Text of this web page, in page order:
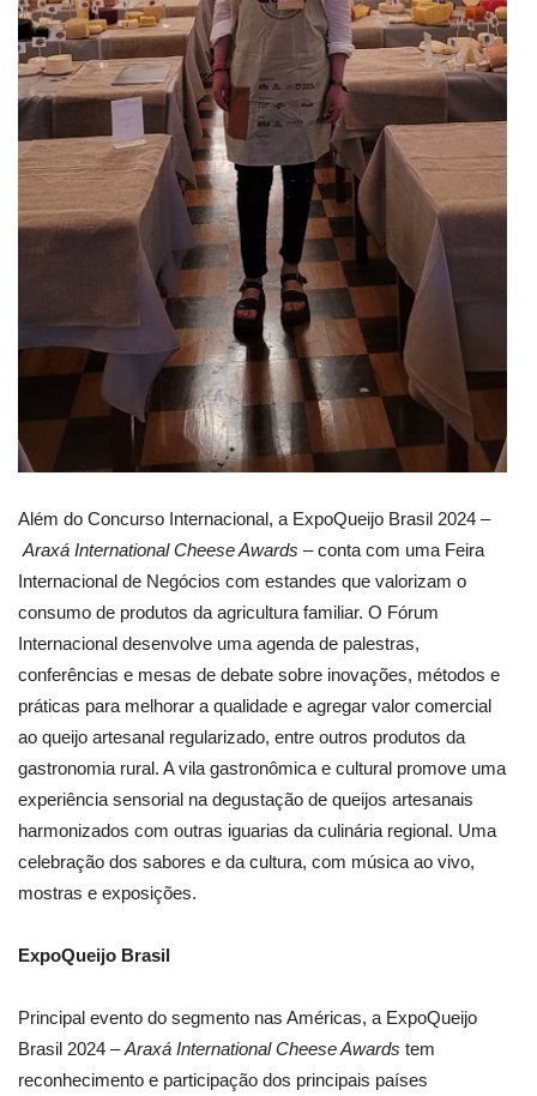
Além do Concurso Internacional, a ExpoQueijo Brasil 2024 –
Araxá International Cheese Awards – conta com uma Feira
Internacional de Negócios com estandes que valorizam o
consumo de produtos da agricultura familiar. O Fórum
Internacional desenvolve uma agenda de palestras,
conferências e mesas de debate sobre inovações, métodos e
práticas para melhorar a qualidade e agregar valor comercial
ao queijo artesanal regularizado, entre outros produtos da
gastronomia rural. A vila gastronômica e cultural promove uma
experiência sensorial na degustação de queijos artesanais
harmonizados com outras iguarias da culinária regional. Uma
celebração dos sabores e da cultura, com música ao vivo,
mostras e exposições.
ExpoQueijo Brasil
Principal evento do segmento nas Américas, a ExpoQueijo
Brasil 2024 –Araxá International Cheese Awards tem
reconhecimento e participação dos principais países